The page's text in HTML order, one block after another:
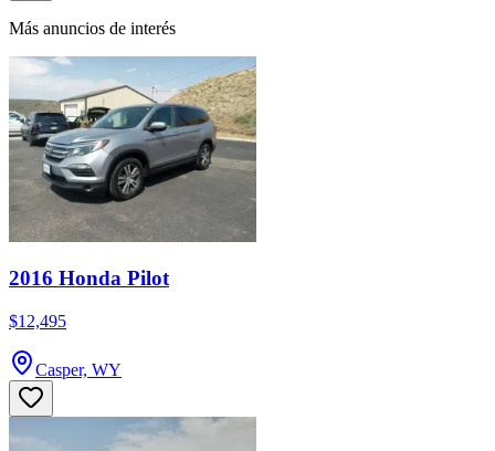
Más anuncios de interés
2016 Honda Pilot
$12,495
Casper, WY